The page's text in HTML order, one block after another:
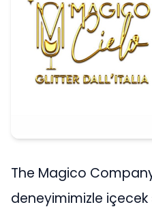
The Magico
deneyimimizle